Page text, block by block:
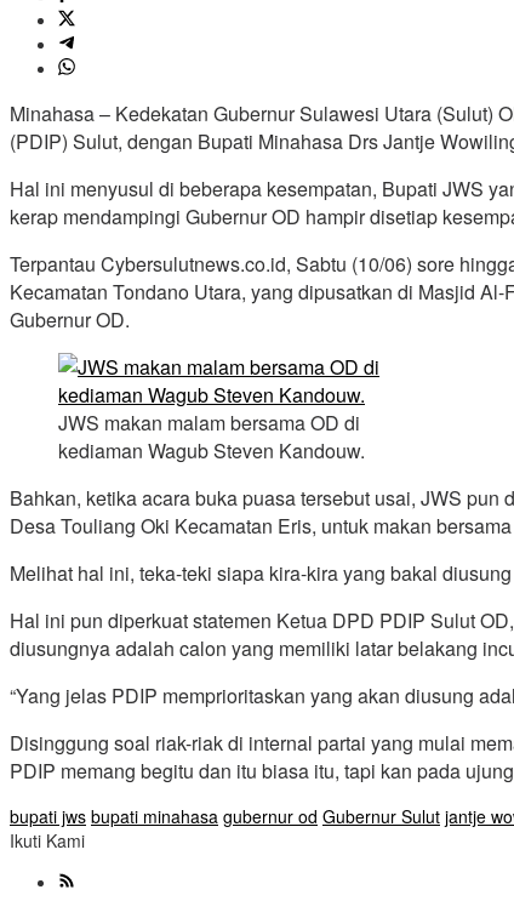
Minahasa – Kedekatan Gubernur Sulawesi Utara (Sulut)
(PDIP) Sulut, dengan Bupati Minahasa Drs Jantje
Hal ini menyusul di beberapa kesempatan, Bupati JWS
kerap mendampingi Gubernur OD hampir disetiap
Terpantau Cybersulutnews.co.id, Sabtu (10/06) sore
Kecamatan Tondano Utara, yang dipusatkan di Masjid
Gubernur OD.
JWS makan malam bersama OD di
kediaman Wagub Steven Kandouw.
Bahkan, ketika acara buka puasa tersebut usai, JWS
Desa Touliang Oki Kecamatan Eris, untuk makan
Melihat hal ini, teka-teki siapa kira-kira yang bakal
Hal ini pun diperkuat statemen Ketua DPD PDIP Sulut
diusungnya adalah calon yang memiliki latar belakang
“Yang jelas PDIP memprioritaskan yang akan diusung
Disinggung soal riak-riak di internal partai yang mulai
PDIP memang begitu dan itu biasa itu, tapi kan pada
bupati jws bupati minahasa gubernur od Gubernur Sulut jantje
Ikuti Kami